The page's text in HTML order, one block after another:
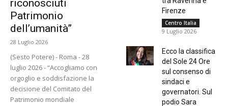
riconosciuti
Patrimonio
dell’umanità”
28 Luglio 2026
(Sesto Potere) - Roma - 28
luglio 2026 - “Accogliamo con
orgoglio e soddisfazione la
decisione del Comitato del
Patrimonio mondiale
Firenze
Centro Italia
9 Luglio 2026
Ecco la classifica
del Sole 24 Ore
sul consenso di
sindaci e
governatori. Sul
podio Sara